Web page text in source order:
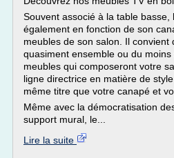
Souvent associé à la table
également en fonction de son
meubles de son salon. Il convient
quasiment ensemble ou du
meubles qui composeront votre
ligne directrice en matière de
même titre que votre canapé et
Même avec la démocratisation
support mural, le...
Lire la suite